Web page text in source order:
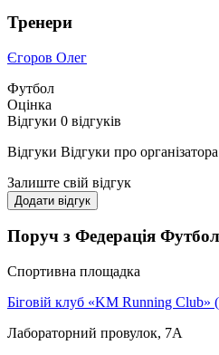
Тренери
Єгоров Олег
Футбол
Оцінка
Відгуки 0 відгуків
Відгуки Відгуки про організатора
Залиште свій відгук
Додати відгук
Поруч з Федерація
Спортивна площадка
Біговій клуб «KM Running Club»
Лабораторний провулок, 7А